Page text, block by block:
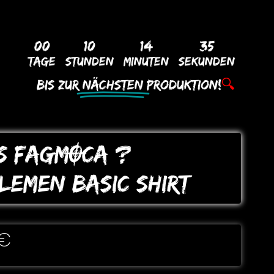
00
Tage
10
Stunden
14
Minuten
34
Sekunden
Bis ZurNächsten Produktion!🔍
FAGMOCA ?
BASIC SHIRT